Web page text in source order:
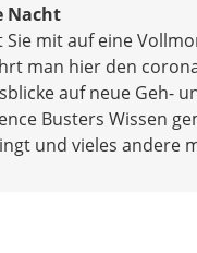
Nacht
Sie mit auf eine
man hier den
auf neue Geh-
Busters Wissen
und vieles andere